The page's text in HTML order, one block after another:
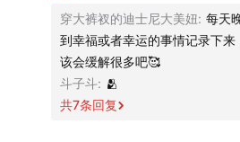
强烈的自卑自责无助的情绪淹没
知道我生病后的父母都比较崩溃
目前我还是很多自责，遇事崩溃
的状态，而且是在吃药的情况下
行重建，希望以后可以好起来，
穿大裤衩的迪士尼大美妞: 每天
到幸福或者幸运的事情记录下
该会缓解很多吧🥰
斗子斗: 🫂
共7条回复